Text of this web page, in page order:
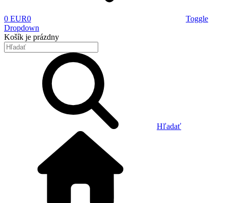
0 EUR0
Toggle
Dropdown
Košík je prázdny
Hľadať